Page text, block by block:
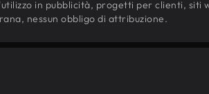
in pubblicità, progetti per clienti, siti
nessun obbligo di attribuzione.